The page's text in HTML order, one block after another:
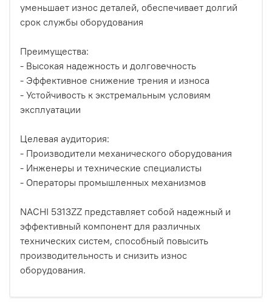
уменьшает износ деталей, обеспечивает долгий
срок службы оборудования
Преимущества:
- Высокая надежность и долговечность
- Эффективное снижение трения и износа
- Устойчивость к экстремальным условиям
эксплуатации
Целевая аудитория:
- Производители механического оборудования
- Инженеры и технические специалисты
- Операторы промышленных механизмов
NACHI 5313ZZ представляет собой надежный и
эффективный компонент для различных
технических систем, способный повысить
производительность и снизить износ
оборудования.